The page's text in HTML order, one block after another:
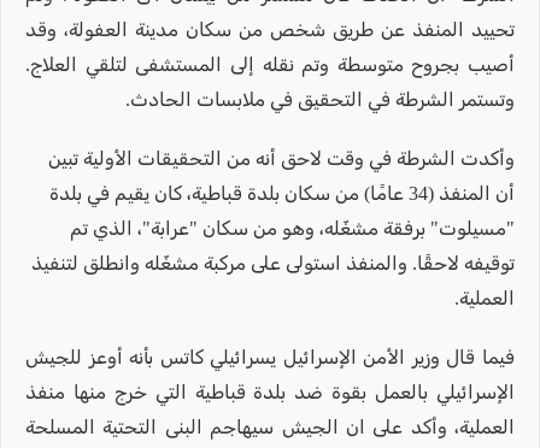
تحييد المنفذ عن طريق شخص من سكان مدينة العفولة، وقد
أصيب بجروح متوسطة وتم نقله إلى المستشفى لتلقي العلاج.
وتستمر الشرطة في التحقيق في ملابسات الحادث.
وأكدت الشرطة في وقت لاحق أنه من التحقيقات الأولية تبين
أن المنفذ (34 عامًا) من سكان بلدة قباطية، كان يقيم في بلدة
"مسيلوت" برفقة مشغّله، وهو من سكان "عرابة"، الذي تم
توقيفه لاحقًا. والمنفذ استولى على مركبة مشغّله وانطلق لتنفيذ
العملية.
فيما قال وزير الأمن الإسرائيل يسرائيلي كاتس بأنه أوعز للجيش
الإسرائيلي بالعمل بقوة ضد بلدة قباطية التي خرج منها منفذ
العملية، وأكد على ان الجيش سيهاجم البنى التحتية المسلحة